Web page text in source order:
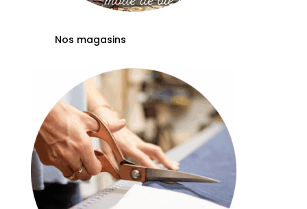
Nos magasins